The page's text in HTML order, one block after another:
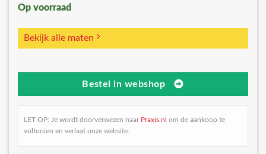
Op voorraad
Bekijk alle maten
Bestel in webshop
LET OP: Je wordt doorverwezen naar Praxis.nl om de aankoop te
voltooien en verlaat onze website.